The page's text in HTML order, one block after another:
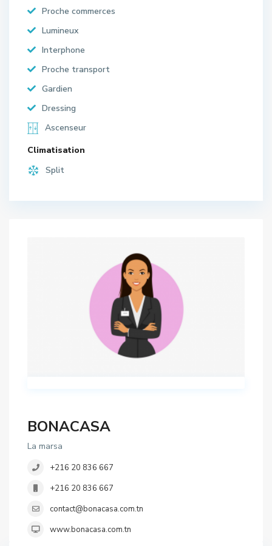
Proche commerces
Lumineux
Interphone
Proche transport
Gardien
Dressing
Ascenseur
Climatisation
Split
BONACASA
La marsa
+216 20 836 667
+216 20 836 667
contact@bonacasa.com.tn
www.bonacasa.com.tn